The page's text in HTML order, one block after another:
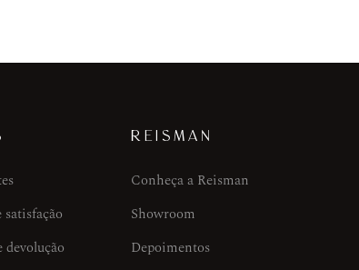
devolução
REISMAN
Conheça a Reisman
Showroom
Depoimentos